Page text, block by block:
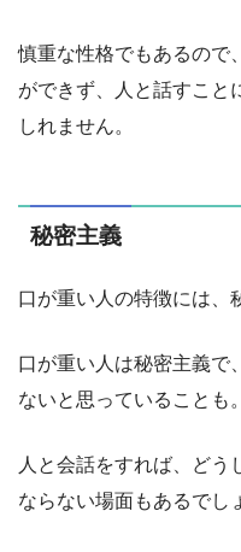
慎重な性格でもあるので
ができず、人と話すこと
しれません。
秘密主義
口が重い人の特徴には、
口が重い人は秘密主義で
ないと思っていることも。
人と会話をすれば、どう
ならない場面もあるでし